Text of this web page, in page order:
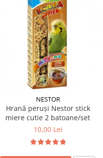
NESTOR
Hrană peruși Nestor stick
miere cutie 2 batoane/set
10,00 Lei